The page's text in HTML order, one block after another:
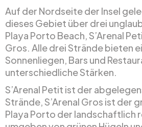
Auf der Nordseite der Insel
dieses Gebiet über drei
Playa Porto Beach, S’Arenal
Gros. Alle drei Strände bieten
Sonnenliegen, Bars und
unterschiedliche Stärken.
S’Arenal Petit ist der
Strände, S’Arenal Gros ist der
Playa Porto der landschaftlich